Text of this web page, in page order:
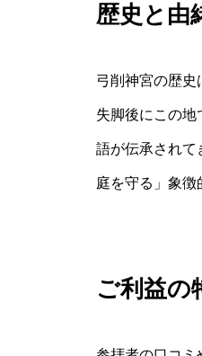
歴史と由
弓削神宮の歴
失脚後にこの地
語が伝承されて
庭を守る」象徴
ご利益の